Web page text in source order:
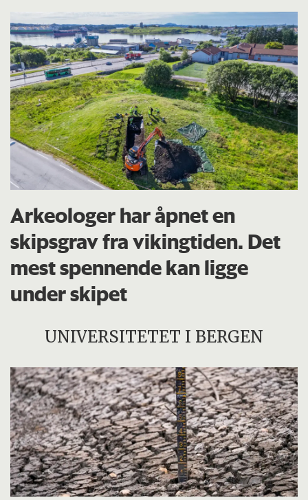
Arkeologer har åpnet en
skipsgrav fra vikingtiden. Det
mest spennende kan ligge
under skipet
UNIVERSITETET I BERGEN